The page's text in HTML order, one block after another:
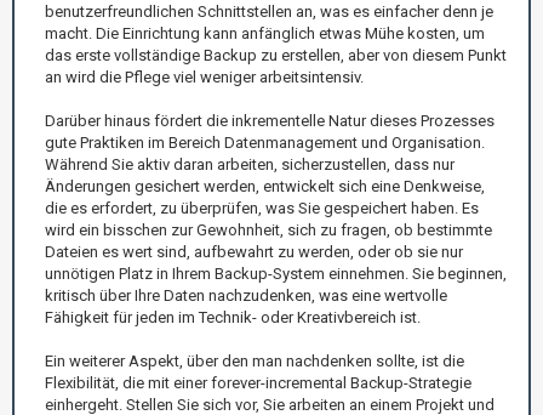
benutzerfreundlichen Schnittstellen an, was es einfacher denn je
macht. Die Einrichtung kann anfänglich etwas Mühe kosten, um
das erste vollständige Backup zu erstellen, aber von diesem Punkt
an wird die Pflege viel weniger arbeitsintensiv.
Darüber hinaus fördert die inkrementelle Natur dieses Prozesses
gute Praktiken im Bereich Datenmanagement und Organisation.
Während Sie aktiv daran arbeiten, sicherzustellen, dass nur
Änderungen gesichert werden, entwickelt sich eine Denkweise,
die es erfordert, zu überprüfen, was Sie gespeichert haben. Es
wird ein bisschen zur Gewohnheit, sich zu fragen, ob bestimmte
Dateien es wert sind, aufbewahrt zu werden, oder ob sie nur
unnötigen Platz in Ihrem Backup-System einnehmen. Sie beginnen,
kritisch über Ihre Daten nachzudenken, was eine wertvolle
Fähigkeit für jeden im Technik- oder Kreativbereich ist.
Ein weiterer Aspekt, über den man nachdenken sollte, ist die
Flexibilität, die mit einer forever-incremental Backup-Strategie
einhergeht. Stellen Sie sich vor, Sie arbeiten an einem Projekt und